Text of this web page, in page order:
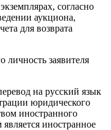
согласно
аукциона,
для возврата
личность заявителя
на русский язык
юридического
иностранного
является иностранное